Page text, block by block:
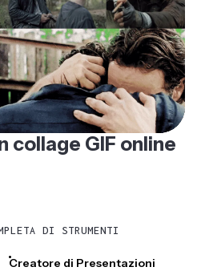
collage GIF online
DI STRUMENTI
Creatore di Presentazioni